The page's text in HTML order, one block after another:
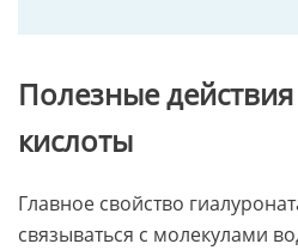
Полезные
кислоты
Главное свойство
связываться с молекулами